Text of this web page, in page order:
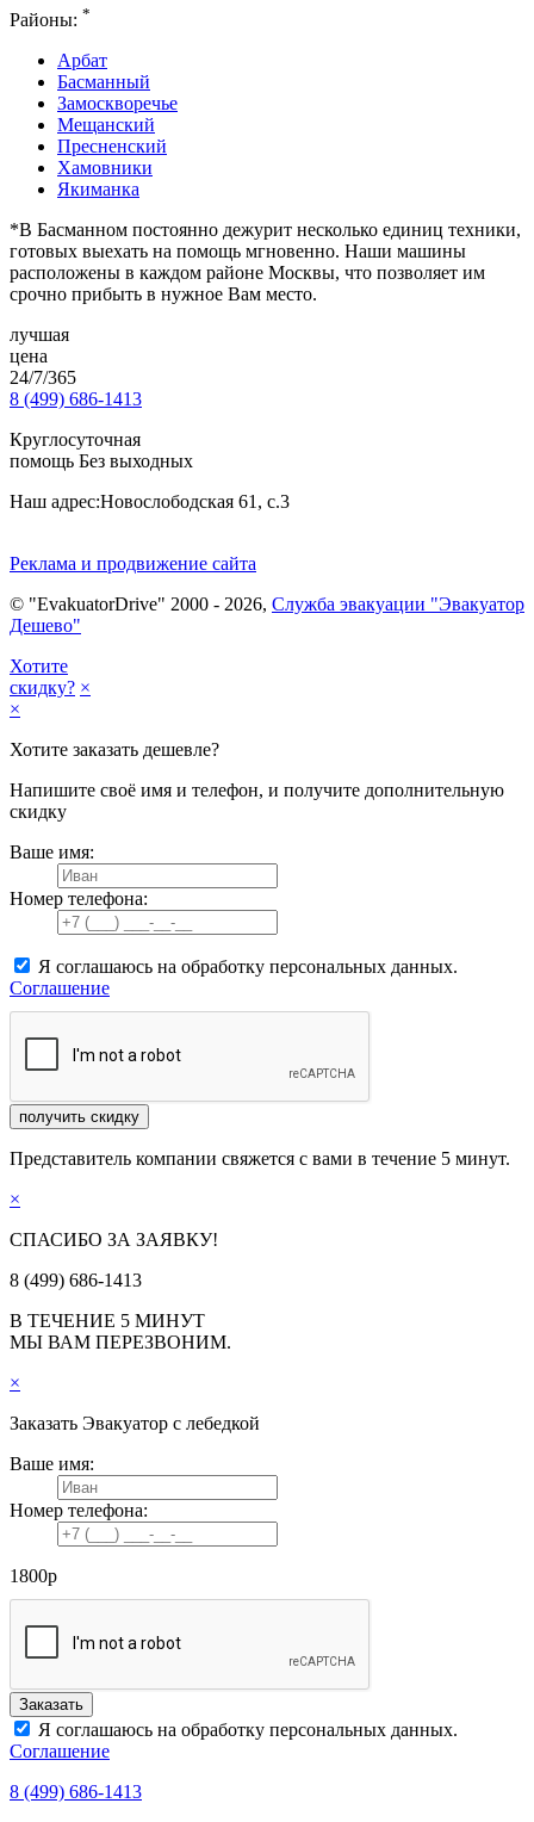
Районы: *
Арбат
Басманный
Замоскворечье
Мещанский
Пресненский
Хамовники
Якиманка
*В Басманном постоянно дежурит несколько единиц техники,
готовых выехать на помощь мгновенно. Наши машины
расположены в каждом районе Москвы, что позволяет им
срочно прибыть в нужное Вам место.
лучшая
цена
24/7/365
8 (499) 686-1413
Круглосуточная
помощь Без выходных
Наш адрес:Новослободская 61, с.3
Реклама и продвижение сайта
© "EvakuatorDrive" 2000 - 2026, Служба эвакуации "Эвакуатор
Дешево"
Хотите
скидку? ×
×
Хотите заказать дешевле?
Напишите своё имя и телефон, и получите дополнительную
скидку
Ваше имя:
Номер телефона:
Я соглашаюсь на обработку персональных данных.
Соглашение
получить скидку
Представитель компании свяжется с вами в течение 5 минут.
×
СПАСИБО ЗА ЗАЯВКУ!
8 (499) 686-1413
В ТЕЧЕНИЕ 5 МИНУТ
МЫ ВАМ ПЕРЕЗВОНИМ.
×
Заказать Эвакуатор с лебедкой
Ваше имя:
Номер телефона:
1800р
Заказать
Я соглашаюсь на обработку персональных данных.
Соглашение
8 (499) 686-1413